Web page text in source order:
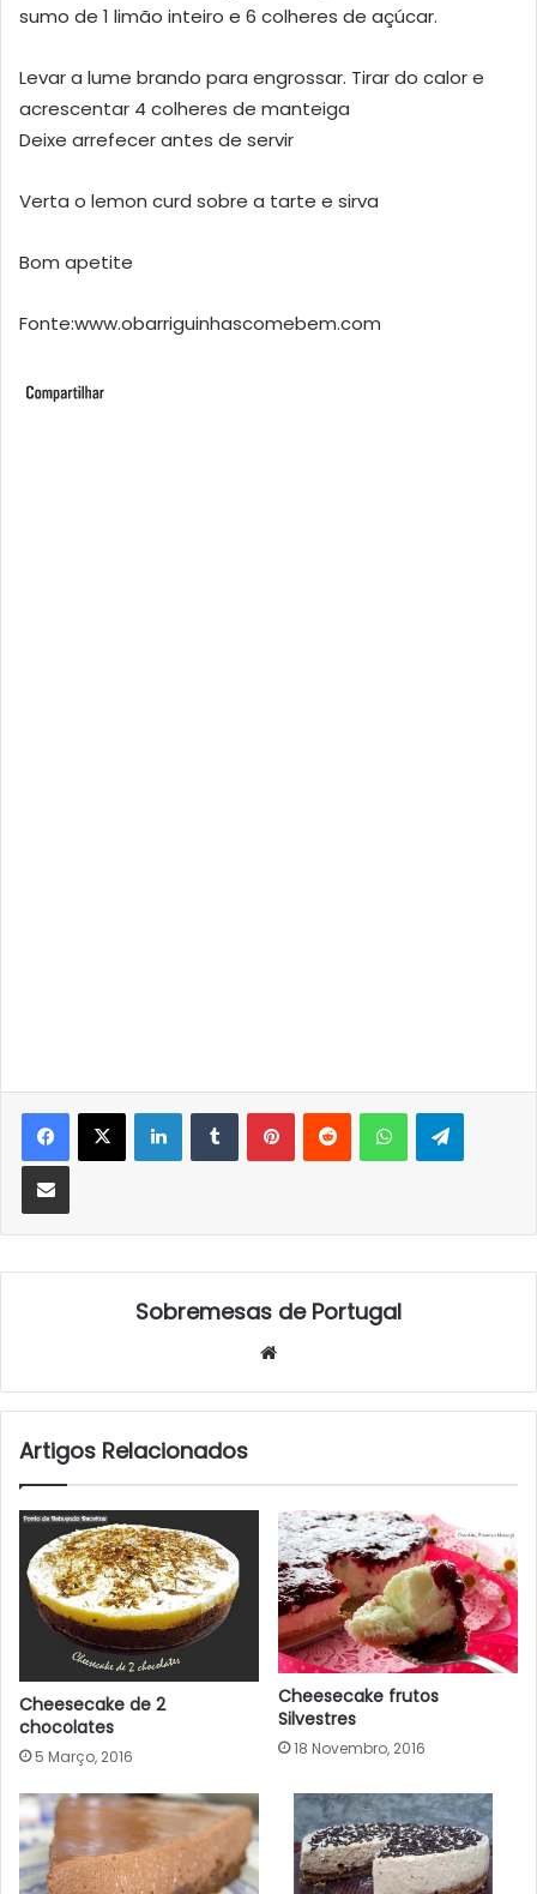
sumo de 1 limão inteiro e 6 colheres de açúcar.
Levar a lume brando para engrossar. Tirar do calor e
acrescentar 4 colheres de manteiga
Deixe arrefecer antes de servir
Verta o lemon curd sobre a tarte e sirva
Bom apetite
Fonte:www.obarriguinhascomebem.com
LinkedInTumblrPinterestReddit WhatsApp
Partilhar Via Email
Sobremesas de Portugal
Artigos Relacionados
Cheesecake de 2
chocolates
5 Março, 2016
Cheesecake frutos
Silvestres
18 Novembro, 2016